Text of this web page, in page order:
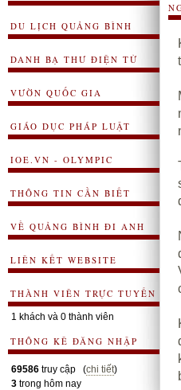
DU LỊCH QUẢNG BÌNH
DANH BẠ THƯ ĐIỆN TỬ
VƯỜN QUỐC GIA
GIÁO DỤC PHÁP LUẬT
IOE.VN - OLYMPIC
THÔNG TIN CẦN BIẾT
VỀ QUẢNG BÌNH ĐI ANH
LIÊN KẾT WEBSITE
THÀNH VIÊN TRỰC TUYẾN
1 khách và 0 thành viên
THÔNG KÊ ĐĂNG NHẬP
69586 truy cập (chi tiết)
3 trong hôm nay